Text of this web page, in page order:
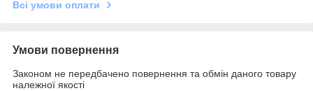
Всі умови оплати
Умови повернення
Законом не передбачено повернення та обмін даного товару
належної якості